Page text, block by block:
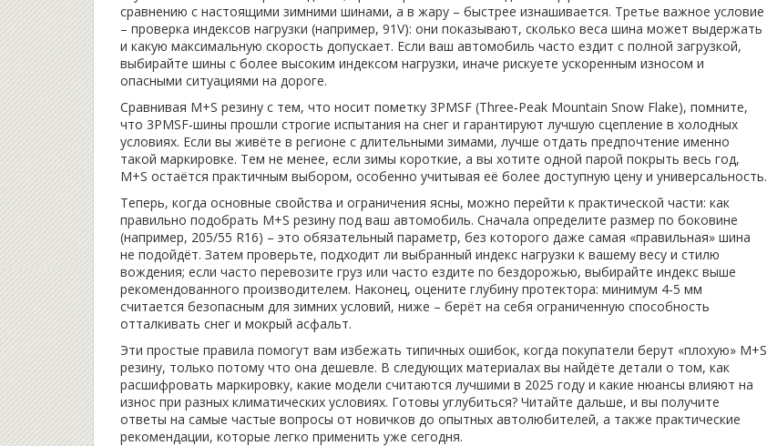
сравнению с настоящими зимними шинами, а в жару – быстрее изнашивается. Третье важное условие
– проверка индексов нагрузки (например, 91V): они показывают, сколько веса шина может выдержать
и какую максимальную скорость допускает. Если ваш автомобиль часто ездит с полной загрузкой,
выбирайте шины с более высоким индексом нагрузки, иначе рискуете ускоренным износом и
опасными ситуациями на дороге.
Сравнивая M+S резину с тем, что носит пометку 3PMSF (Three‑Peak Mountain Snow Flake), помните,
что 3PMSF‑шины прошли строгие испытания на снег и гарантируют лучшую сцепление в холодных
условиях. Если вы живёте в регионе с длительными зимами, лучше отдать предпочтение именно
такой маркировке. Тем не менее, если зимы короткие, а вы хотите одной парой покрыть весь год,
M+S остаётся практичным выбором, особенно учитывая её более доступную цену и универсальность.
Теперь, когда основные свойства и ограничения ясны, можно перейти к практической части: как
правильно подобрать M+S резину под ваш автомобиль. Сначала определите размер по боковине
(например, 205/55 R16) – это обязательный параметр, без которого даже самая «правильная» шина
не подойдёт. Затем проверьте, подходит ли выбранный индекс нагрузки к вашему весу и стилю
вождения; если часто перевозите груз или часто ездите по бездорожью, выбирайте индекс выше
рекомендованного производителем. Наконец, оцените глубину протектора: минимум 4‑5 мм
считается безопасным для зимних условий, ниже – берёт на себя ограниченную способность
отталкивать снег и мокрый асфальт.
Эти простые правила помогут вам избежать типичных ошибок, когда покупатели берут «плохую» M+S
резину, только потому что она дешевле. В следующих материалах вы найдёте детали о том, как
расшифровать маркировку, какие модели считаются лучшими в 2025 году и какие нюансы влияют на
износ при разных климатических условиях. Готовы углубиться? Читайте дальше, и вы получите
ответы на самые частые вопросы от новичков до опытных автолюбителей, а также практические
рекомендации, которые легко применить уже сегодня.